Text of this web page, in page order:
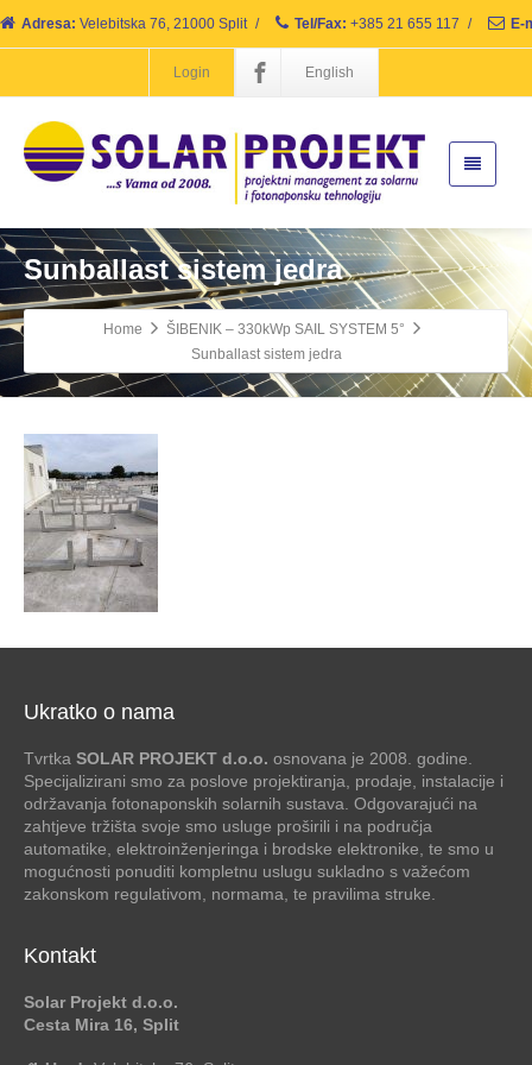
Adresa: Velebitska 76, 21000 Split / Tel/Fax: +385 21 655 117 / E-
Login English
Sunballast sistem jedra
Home
ŠIBENIK – 330kWp SAIL SYSTEM 5°
Sunballast sistem jedra
Ukratko o nama
Tvrtka SOLAR PROJEKT d.o.o. osnovana je 2008. godine.
Specijalizirani smo za poslove projektiranja, prodaje, instalacije i
održavanja fotonaponskih solarnih sustava. Odgovarajući na
zahtjeve tržišta svoje smo usluge proširili i na područja
automatike, elektroinženjeringa i brodske elektronike, te smo u
mogućnosti ponuditi kompletnu uslugu sukladno s važećom
zakonskom regulativom, normama, te pravilima struke.
Kontakt
Solar Projekt d.o.o.
Cesta Mira 16, Split